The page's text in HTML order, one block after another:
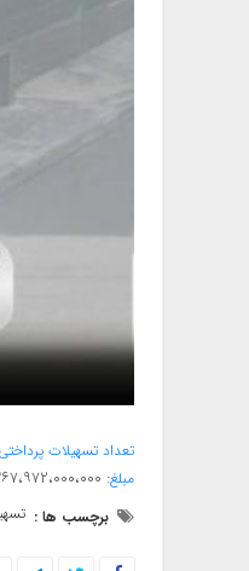
تعداد تسهیلات پرداختی
مبلغ: ۷۳،۳۶۷،۹۷۲،۰۰۰،۰۰۰ ریال
برچسب ها :